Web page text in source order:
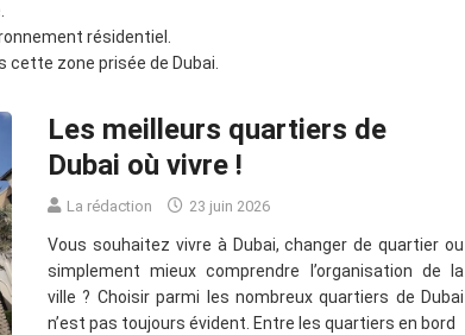
résidentiel.
cette zone prisée de Dubai.
Les meilleurs quartiers de
Dubai où vivre !
La rédaction 23 juin 2026
Vous souhaitez vivre à Dubai, changer de quartier ou
simplement mieux comprendre l’organisation de la
ville ? Choisir parmi les nombreux quartiers de Dubai
n’est pas toujours évident. Entre les quartiers en bord